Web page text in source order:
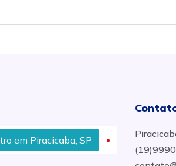
Piracicaba, SP Tinta Para